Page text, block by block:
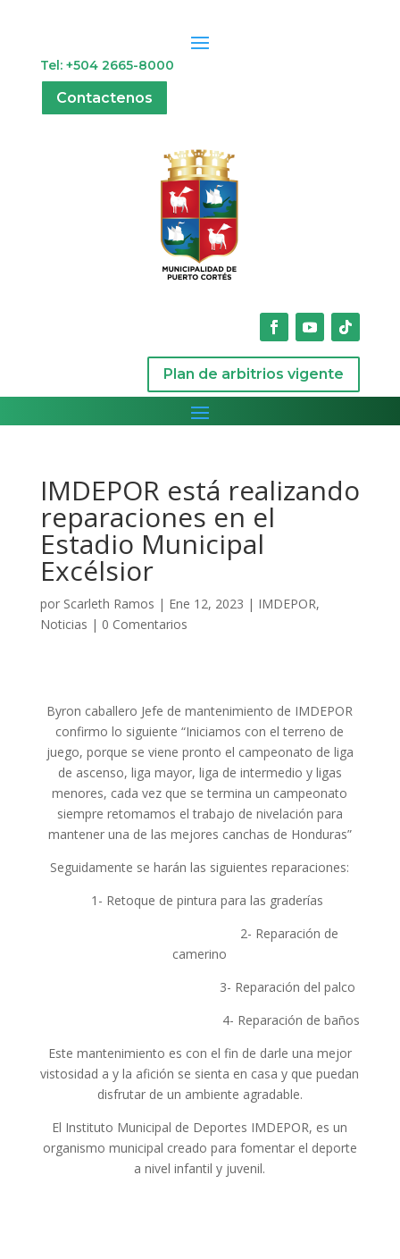
Tel: +504 2665-8000
Contactenos
Plan de arbitrios vigente
IMDEPOR está realizando
reparaciones en el
Estadio Municipal
Excélsior
por Scarleth Ramos | Ene 12, 2023 | IMDEPOR,
Noticias | 0 Comentarios
Byron caballero Jefe de mantenimiento de IMDEPOR
confirmo lo siguiente “Iniciamos con el terreno de
juego, porque se viene pronto el campeonato de liga
de ascenso, liga mayor, liga de intermedio y ligas
menores, cada vez que se termina un campeonato
siempre retomamos el trabajo de nivelación para
mantener una de las mejores canchas de Honduras”
Seguidamente se harán las siguientes reparaciones:
1- Retoque de pintura para las graderías
2- Reparación de
camerino
3- Reparación del palco
4- Reparación de baños
Este mantenimiento es con el fin de darle una mejor
vistosidad a y la afición se sienta en casa y que puedan
disfrutar de un ambiente agradable.
El Instituto Municipal de Deportes IMDEPOR, es un
organismo municipal creado para fomentar el deporte
a nivel infantil y juvenil.